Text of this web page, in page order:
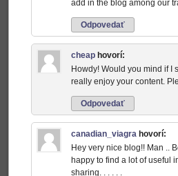
add in the blog among our
Odpovedať
cheap hovorí:
Howdy! Would you mind if I
really enjoy your content.
Odpovedať
canadian_viagra hovorí:
Hey very nice blog!! Man ..
happy to find a lot of useful
sharing. . . . . .